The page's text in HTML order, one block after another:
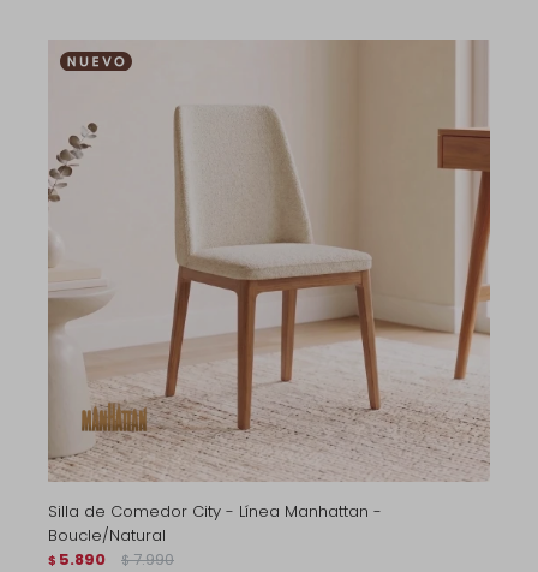
Silla de Comedor City - Línea Manhattan -
Boucle/Natural
$ 5.890 $ 7.990